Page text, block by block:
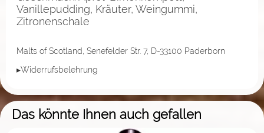
Vanillepudding, Kräuter, Weingummi,
Zitronenschale
Malts of Scotland, Senefelder Str. 7, D-33100 Paderborn
▸Widerrufsbelehrung
Das könnte Ihnen auch gefallen